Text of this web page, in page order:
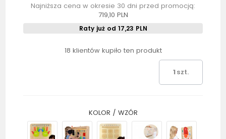
Najniższa cena w okresie 30 dni przed promocją:
719,10 PLN
Raty już od 17,23 PLN
18 klientów kupiło ten produkt
szt.
KOLOR / WZÓR